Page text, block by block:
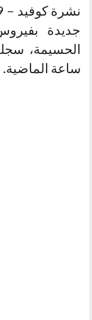
جديدة
ساعة الماضية.